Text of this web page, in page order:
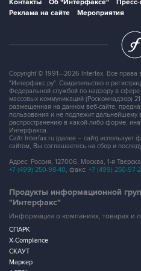
Copyright © 1991—2026 Interfax. Все
"Интерфакс.ру". Свидетельство о
массовых коммуникаций (Роскомнадзор)
размещенная на данном веб-сайте,
пользования и не подлежит дальнейшему
распространению в какой-либо форме,
Интерфакса.
Сайт Interfax.ru (далее – сайт) использует
сайтом, Вы соглашаетесь на сбор и
Адрес: Россия, 127006, Москва, 1-я
+7 (499) 250-98-40, факс: +7 (499) 250-97-
Продукты информационной
Информация о компаниях, товарах и
СПАРК
X-Compliance
СКАУТ
Маркер
АСТРА
Новости и рынки